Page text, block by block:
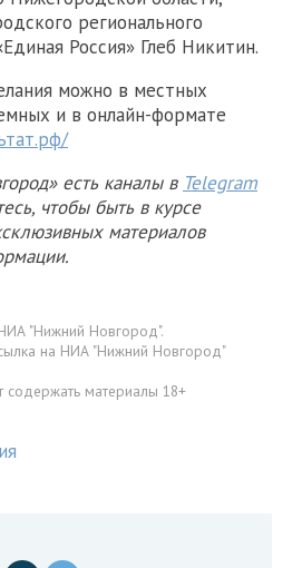
регионального
Россия» Глеб Никитин.
можно в местных
и в онлайн-формате
есть каналы в Telegram
чтобы быть в курсе
материалов
"Нижний Новгород".
на НИА "Нижний Новгород"
содержать материалы 18+